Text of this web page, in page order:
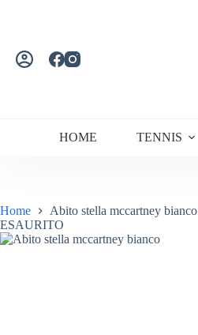
HOME TENNIS
Home
Abito stella mccartney bianco
ESAURITO